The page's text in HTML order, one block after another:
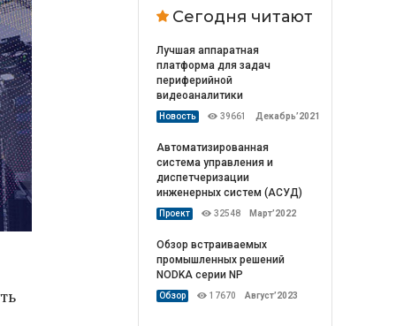
Сегодня читают
Лучшая аппаратная
платформа для задач
периферийной
видеоаналитики
Новость 39661 Декабрь’2021
Автоматизированная
система управления и
диспетчеризации
инженерных систем (АСУД)
Проект 32548 Март’2022
Обзор встраиваемых
промышленных решений
NODKA серии NP
Обзор 17670 Август’2023